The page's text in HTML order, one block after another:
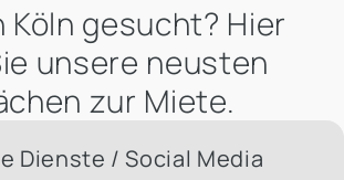
Köln gesucht? Hier
unsere neusten
zur Miete.
Dienste / Social Media